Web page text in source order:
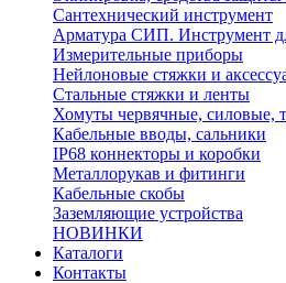
Сантехнический инструмент
Арматура СИП. Инструмент
Измерительные приборы
Нейлоновые стяжки и
Стальные стяжки и ленты
Хомуты червячные, силовые,
Кабельные вводы, сальники
IP68 коннекторы и коробки
Металлорукав и фитинги
Кабельные скобы
Заземляющие устройства
НОВИНКИ
Каталоги
Контакты